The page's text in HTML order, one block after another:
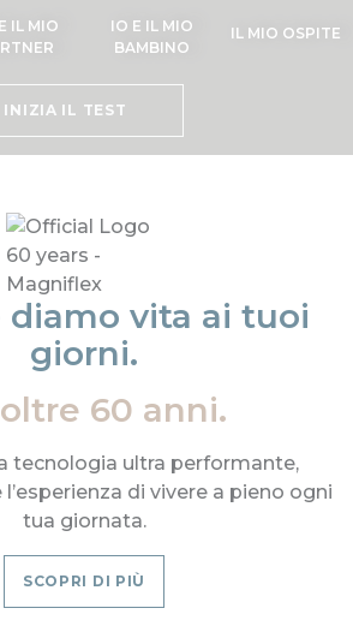
IL MIO
IO E IL MIO
BAMBINO
IL MIO OSPITE
INIZIA IL TEST
vita ai tuoi
giorni.
60 anni.
tecnologia ultra performante,
di vivere a pieno ogni
tua giornata.
SCOPRI DI PIÙ